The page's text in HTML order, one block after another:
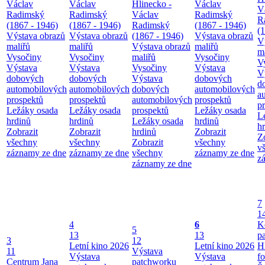
Václav
Radimský
(1867 - 1946)
Výstava obrazů
maliřů
Vysočiny
Výstava
dobových
automobilových
prospektů
Ležáky osada
hrdinů
Zobrazit
všechny
záznamy ze dne
Václav
Radimský
(1867 - 1946)
Výstava obrazů
maliřů
Vysočiny
Výstava
dobových
automobilových
prospektů
Ležáky osada
hrdinů
Zobrazit
všechny
záznamy ze dne
Hlinecko -
Václav
Radimský
(1867 - 1946)
Výstava obrazů
maliřů
Vysočiny
Výstava
dobových
automobilových
prospektů
Ležáky osada
hrdinů
Zobrazit
všechny
záznamy ze dne
Václav
Radimský
(1867 - 1946)
Výstava obrazů
maliřů
Vysočiny
Výstava
dobových
automobilových
prospektů
Ležáky osada
hrdinů
Zobrazit
všechny
záznamy ze dne
3
11
Centrum Jana
4
13
Letní kino 2026
Výstava
5
12
Výstava
patchworku
6
13
Letní kino 2026
Výstava
7